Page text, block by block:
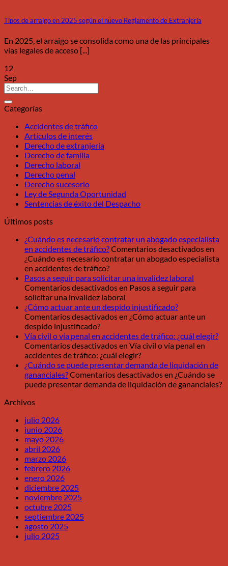
Tipos de arraigo en 2025 según el nuevo Reglamento de Extranjería
En 2025, el arraigo se consolida como una de las principales
vías legales de acceso [...]
12
Sep
Categorías
Accidentes de tráfico
Artículos de interés
Derecho de extranjería
Derecho de familia
Derecho laboral
Derecho penal
Derecho sucesorio
Ley de Segunda Oportunidad
Sentencias de éxito del Despacho
Últimos posts
¿Cuándo es necesario contratar un abogado especialista
en accidentes de tráfico?Comentarios desactivadosen
¿Cuándo es necesario contratar un abogado especialista
en accidentes de tráfico?
Pasos a seguir para solicitar una invalidez laboral
Comentarios desactivadosen Pasos a seguir para
solicitar una invalidez laboral
¿Cómo actuar ante un despido injustificado?
Comentarios desactivadosen ¿Cómo actuar ante un
despido injustificado?
Vía civil o vía penal en accidentes de tráfico: ¿cuál elegir?
Comentarios desactivadosen Vía civil o vía penal en
accidentes de tráfico: ¿cuál elegir?
¿Cuándo se puede presentar demanda de liquidación de
gananciales?Comentarios desactivadosen ¿Cuándo se
puede presentar demanda de liquidación de gananciales?
Archivos
julio 2026
junio 2026
mayo 2026
abril 2026
marzo 2026
febrero 2026
enero 2026
diciembre 2025
noviembre 2025
octubre 2025
septiembre 2025
agosto 2025
julio 2025